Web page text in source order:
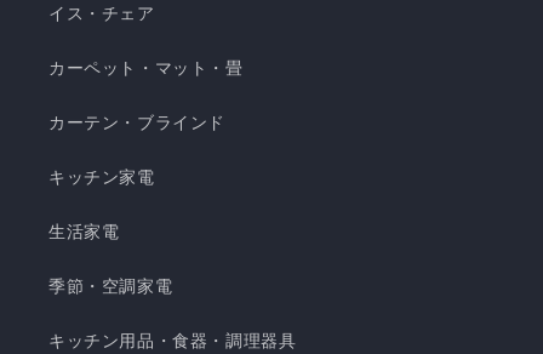
イス・チェア
カーペット・マット・畳
カーテン・ブラインド
キッチン家電
生活家電
季節・空調家電
キッチン用品・食器・調理器具